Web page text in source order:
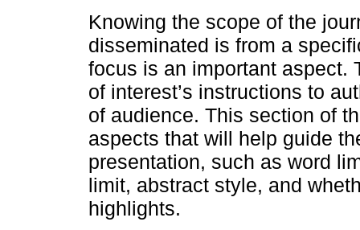
Knowing the scope of the
disseminated is from a
focus is an important aspect.
of interest’s instructions to
of audience. This section of
aspects that will help guide
presentation, such as word
limit, abstract style, and
highlights.